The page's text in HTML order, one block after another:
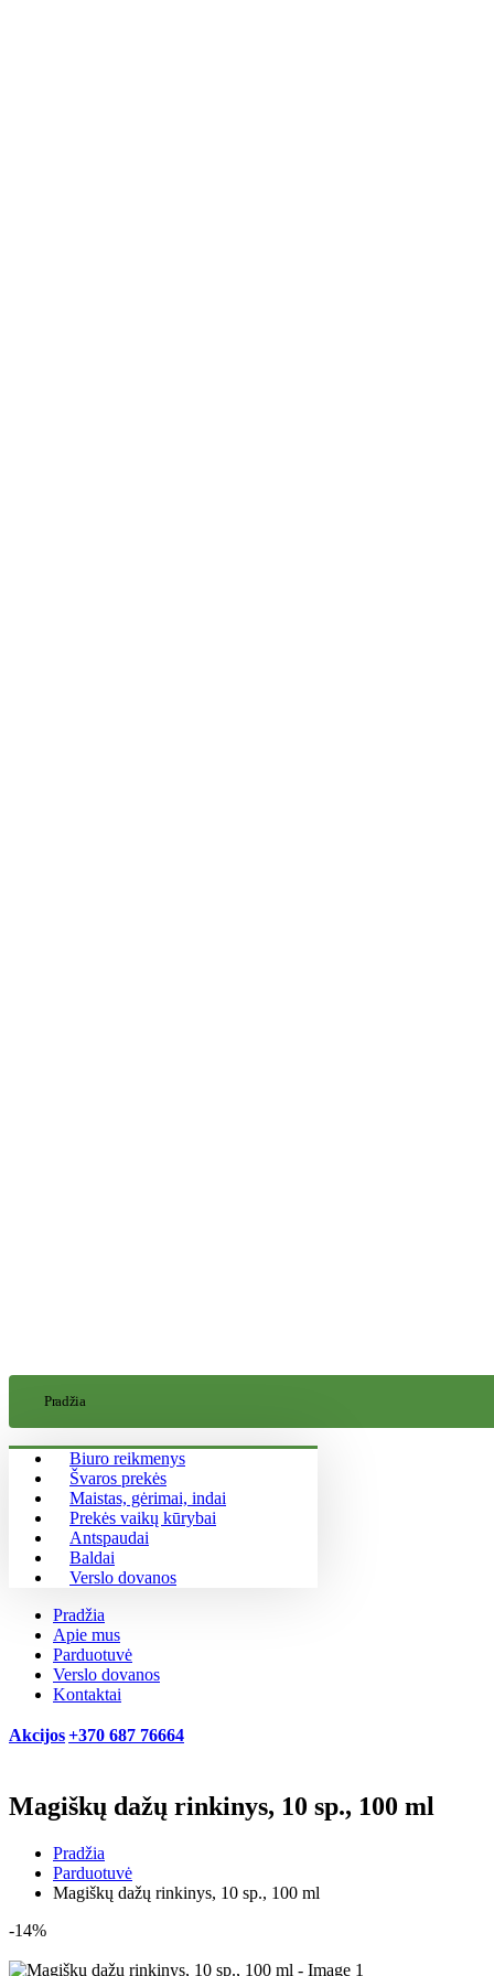
Pradžia
Biuro reikmenys
Švaros prekės
Maistas, gėrimai, indai
Prekės vaikų kūrybai
Antspaudai
Baldai
Verslo dovanos
Pradžia
Apie mus
Parduotuvė
Verslo dovanos
Kontaktai
Akcijos+370 687 76664
Magiškų dažų rinkinys, 10 sp., 100 ml
Pradžia
Parduotuvė
Magiškų dažų rinkinys, 10 sp., 100 ml
-14%